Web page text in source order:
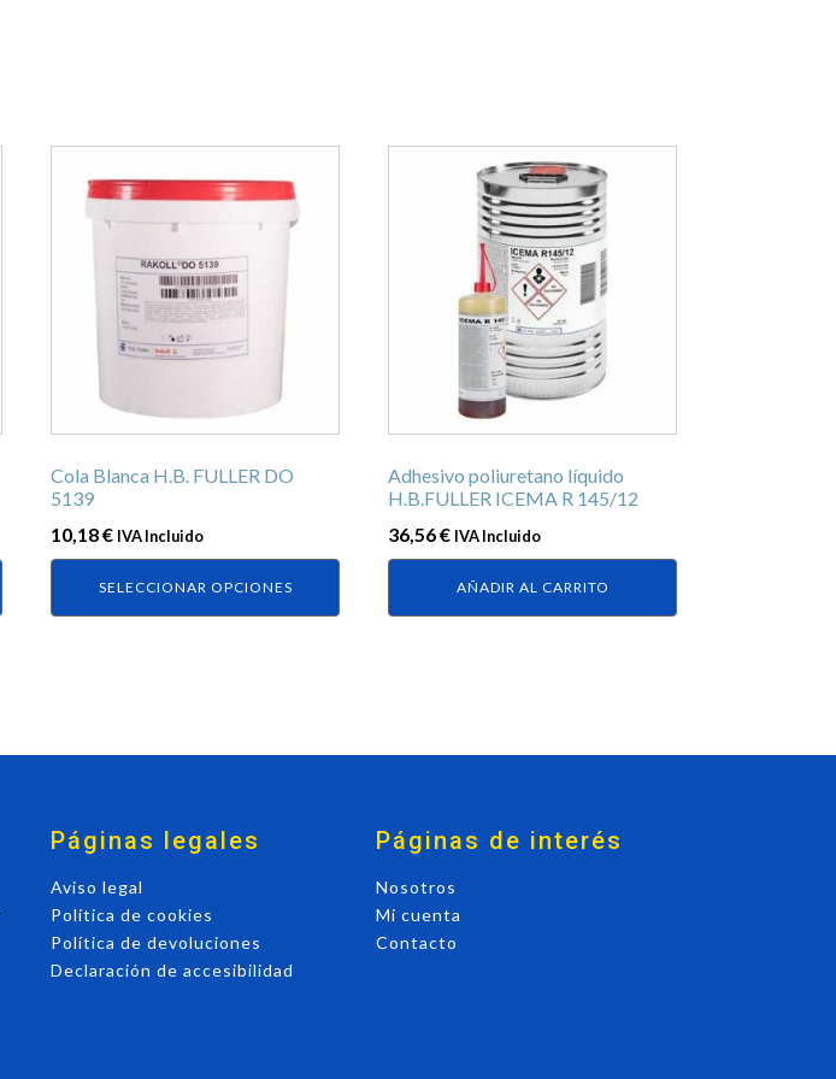
Cola Blanca H.B. FULLER DO
5139
10,18€ IVA Incluido
SELECCIONAR OPCIONES
producto
tiene
variantes.
opciones
pueden
elegir
la
producto
Adhesivo poliuretano líquido
H.B.FULLER ICEMA R 145/12
36,56€ IVA Incluido
AÑADIR AL CARRITO
Páginas legales
Aviso legal
Política de cookies
Política de devoluciones
Declaración de accesibilidad
Páginas de interés
Nosotros
Mi cuenta
Contacto